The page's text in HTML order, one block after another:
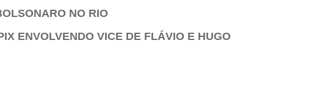
NO RIO
ENVOLVENDO VICE DE FLÁVIO E HUGO